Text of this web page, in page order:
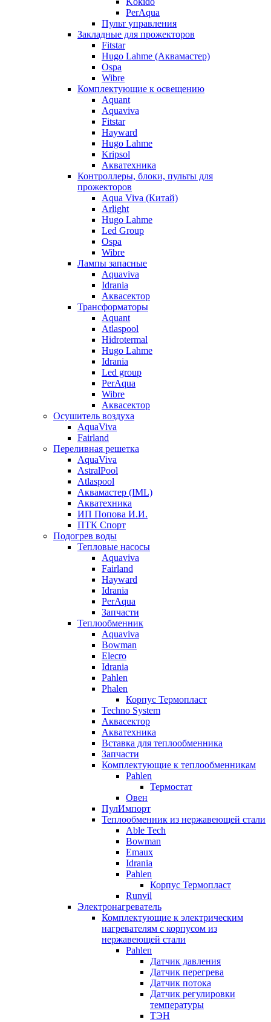
PerAqua
Пульт управления
Закладные для прожекторов
Fitstar
Hugo Lahme (Аквамастер)
Ospa
Wibre
Комплектующие к освещению
Aquant
Aquaviva
Fitstar
Hayward
Hugo Lahme
Kripsol
Акватехника
Контроллеры, блоки, пульты для
прожекторов
Aqua Viva (Китай)
Arlight
Hugo Lahme
Led Group
Ospa
Wibre
Лампы запасные
Aquaviva
Idrania
Аквасектор
Трансформаторы
Aquant
Atlaspool
Hidrotermal
Hugo Lahme
Idrania
Led group
PerAqua
Wibre
Аквасектор
Осушитель воздуха
AquaViva
Fairland
Переливная решетка
AquaViva
AstralPool
Atlaspool
Аквамастер (IML)
Акватехника
ИП Попова И.И.
ПТК Спорт
Подогрев воды
Тепловые насосы
Aquaviva
Fairland
Hayward
Idrania
PerAqua
Запчасти
Теплообменник
Aquaviva
Bowman
Elecro
Idrania
Pahlen
Phalen
Корпус Термопласт
Techno System
Аквасектор
Акватехника
Вставка для теплообменника
Запчасти
Комплектующие к теплообменникам
Pahlen
Термостат
Овен
ПулИмпорт
Теплообменник из нержавеющей стали
Able Tech
Bowman
Emaux
Idrania
Pahlen
Корпус Термопласт
Runvil
Электронагреватель
Комплектующие к электрическим
нагревателям с корпусом из
нержавеющей стали
Pahlen
Датчик давления
Датчик перегрева
Датчик потока
Датчик регулировки
температуры
ТЭН